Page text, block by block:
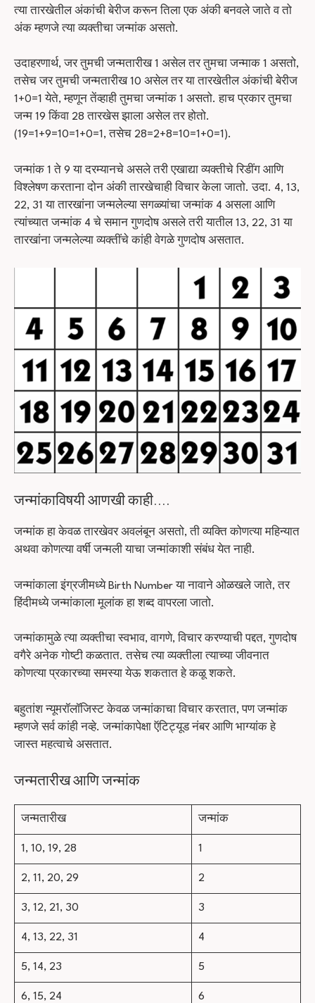
त्या तारखेतील अंकांची बेरीज करून तिला एक अंकी बनवले जाते व तो
अंक म्हणजे त्या व्यक्तीचा जन्मांक असतो.
उदाहरणार्थ, जर तुमची जन्मतारीख 1 असेल तर तुमचा जन्माक 1 असतो,
तसेच जर तुमची जन्मतारीख 10 असेल तर या तारखेतील अंकांची बेरीज
1+0=1 येते, म्हणून तेंव्हाही तुमचा जन्मांक 1 असतो. हाच प्रकार तुमचा
जन्म 19 किंवा 28 तारखेस झाला असेल तर होतो.
(19=1+9=10=1+0=1, तसेच 28=2+8=10=1+0=1).
जन्मांक 1 ते 9 या दरम्यानचे असले तरी एखाद्या व्यक्तीचे रिडींग आणि
विश्लेषण करताना दोन अंकी तारखेचाही विचार केला जातो. उदा. 4, 13,
22, 31 या तारखांना जन्मलेल्या सगळ्यांचा जन्मांक 4 असला आणि
त्यांच्यात जन्मांक 4 चे समान गुणदोष असले तरी यातील 13, 22, 31 या
तारखांना जन्मलेल्या व्यक्तींचे कांही वेगळे गुणदोष असतात.
जन्मांकाविषयी आणखी काही….
जन्मांक हा केवळ तारखेवर अवलंबून असतो, ती व्यक्ति कोणत्या महिन्यात
अथवा कोणत्या वर्षी जन्मली याचा जन्मांकाशी संबंध येत नाही.
जन्मांकाला इंग्रजीमध्ये Birth Number या नावाने ओळखले जाते, तर
हिंदीमध्ये जन्मांकाला मूलांक हा शब्द वापरला जातो.
जन्मांकामुळे त्या व्यक्तीचा स्वभाव, वागणे, विचार करण्याची पद्दत, गुणदोष
वगैरे अनेक गोष्टी कळतात. तसेच त्या व्यक्तीला त्याच्या जीवनात
कोणत्या प्रकारच्या समस्या येऊ शकतात हे कळू शकते.
बहुतांश न्यूमरॉलॉजिस्ट केवळ जन्मांकाचा विचार करतात, पण जन्मांक
म्हणजे सर्व कांही नव्हे. जन्मांकापेक्षा ऍटिट्यूड नंबर आणि भाग्यांक हे
जास्त महत्वाचे असतात.
जन्मतारीख आणि जन्मांक
जन्मतारीख जन्मांक
1, 10, 19, 28 1
2, 11, 20, 29 2
3, 12, 21, 30 3
4, 13, 22, 31 4
5, 14, 23 5
6, 15, 24 6